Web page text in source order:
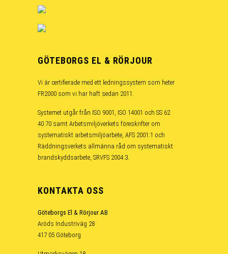
GÖTEBORGS EL & RÖRJOUR
Vi är certifierade med ett ledningssystem som heter
FR2000 som vi har haft sedan 2011.
Systemet utgår från ISO 9001, ISO 14001 och SS 62
40 70 samt Arbetsmiljöverkets föreskrifter om
systematiskt arbetsmiljöarbete, AFS 2001:1 och
Räddningsverkets allmänna råd om systematiskt
brandskyddsarbete, SRVFS 2004:3.
KONTAKTA OSS
Göteborgs El & Rörjour AB
Aröds Industriväg 28
417 05 Göteborg